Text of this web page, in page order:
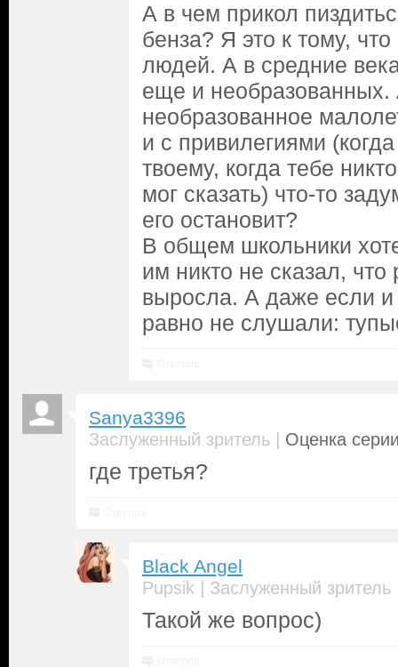
А в чем прикол
бенза? Я это к тому,
людей. А в средние
еще и необразованных.
необразованное
и с привилегиями
твоему, когда тебе
мог сказать) что-то
его остановит?
В общем школьники
им никто не сказал,
выросла. А даже если и
равно не слушали:
Sanya3396
Заслуженный зритель | Оценка
где третья?
Black Angel
Pupsik | Заслуженный зритель
Такой же вопрос)